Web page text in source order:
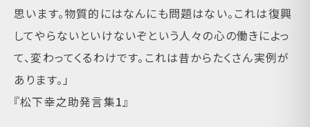
思います。物質的にはなんにも問題はない。これは復興
してやらないといけないぞという人々の心の働きによっ
て、変わってくるわけです。これは昔からたくさん実例が
あります。」
『松下幸之助発言集1 』